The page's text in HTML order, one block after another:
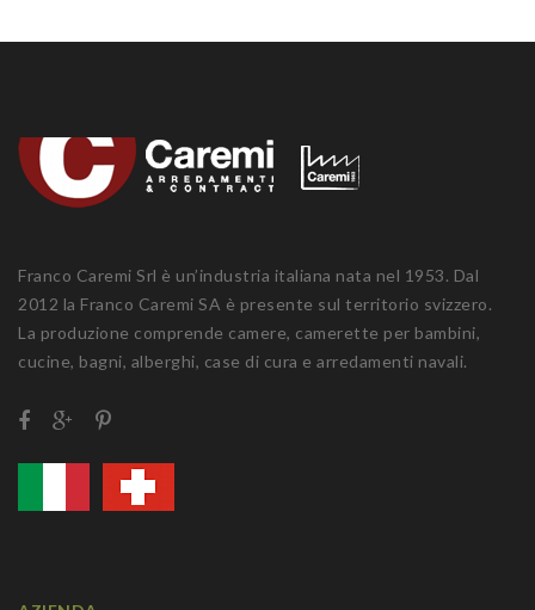
Franco Caremi Srl è un’industria italiana nata nel 1953. Dal
2012 la Franco Caremi SA è presente sul territorio svizzero.
La produzione comprende camere, camerette per bambini,
cucine, bagni, alberghi, case di cura e arredamenti navali.